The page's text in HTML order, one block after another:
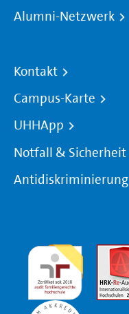
Alumni-Netzwerk
Kontakt
Campus-Karte
UHHApp
Notfall & Sicherheit
Antidiskriminierung